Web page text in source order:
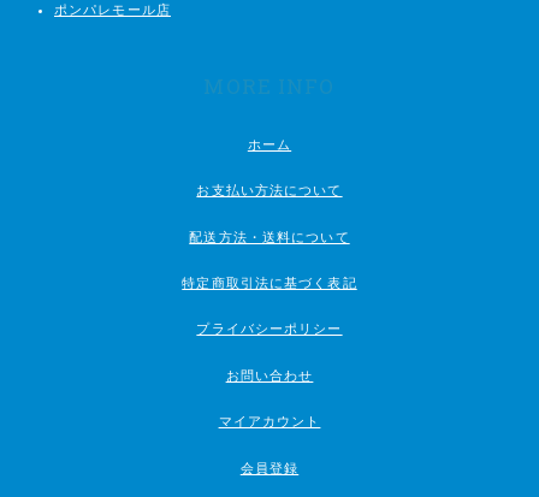
ポンパレモール店
MORE INFO
ホーム
お支払い方法について
配送方法・送料について
特定商取引法に基づく表記
プライバシーポリシー
お問い合わせ
マイアカウント
会員登録